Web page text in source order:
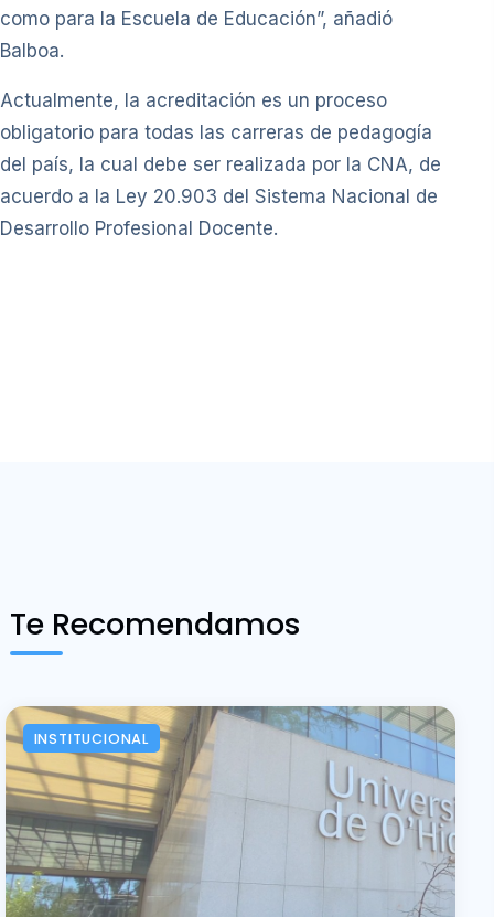
como para la Escuela de Educación”, añadió
Balboa.
Actualmente, la acreditación es un proceso
obligatorio para todas las carreras de pedagogía
del país, la cual debe ser realizada por la CNA, de
acuerdo a la Ley 20.903 del Sistema Nacional de
Desarrollo Profesional Docente.
Te Recomendamos
INSTITUCIONAL